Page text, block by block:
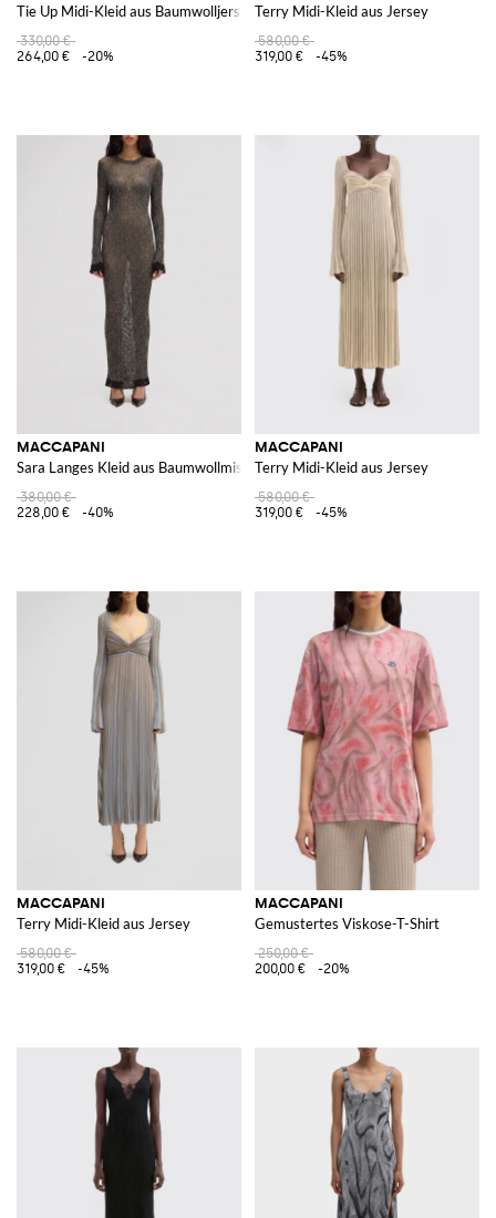
Tie Up Midi-Kleid aus Baumwolljersey
330,00 €
264,00 €
-20%
Terry Midi-Kleid aus Jersey
580,00 €
319,00 €
-45%
MACCAPANI
Sara Langes Kleid aus Baumwollmischgewebe
380,00 €
228,00 €
-40%
MACCAPANI
Terry Midi-Kleid aus Jersey
580,00 €
319,00 €
-45%
MACCAPANI
Terry Midi-Kleid aus Jersey
580,00 €
319,00 €
-45%
MACCAPANI
Gemustertes Viskose-T-Shirt
250,00 €
200,00 €
-20%